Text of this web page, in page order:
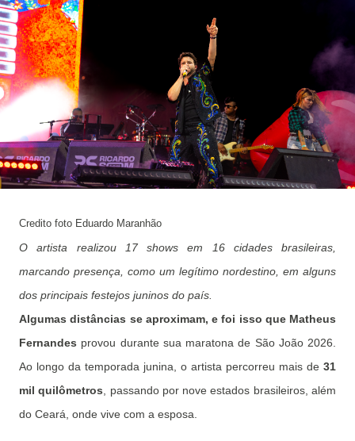
Credito foto Eduardo Maranhão
O artista realizou 17 shows em 16 cidades brasileiras,
marcando presença, como um legítimo nordestino, em alguns
dos principais festejos juninos do país.
Algumas distâncias se aproximam, e foi isso que Matheus
Fernandes provou durante sua maratona de São João 2026.
Ao longo da temporada junina, o artista percorreu mais de 31
mil quilômetros , passando por nove estados brasileiros, além
do Ceará, onde vive com a esposa.